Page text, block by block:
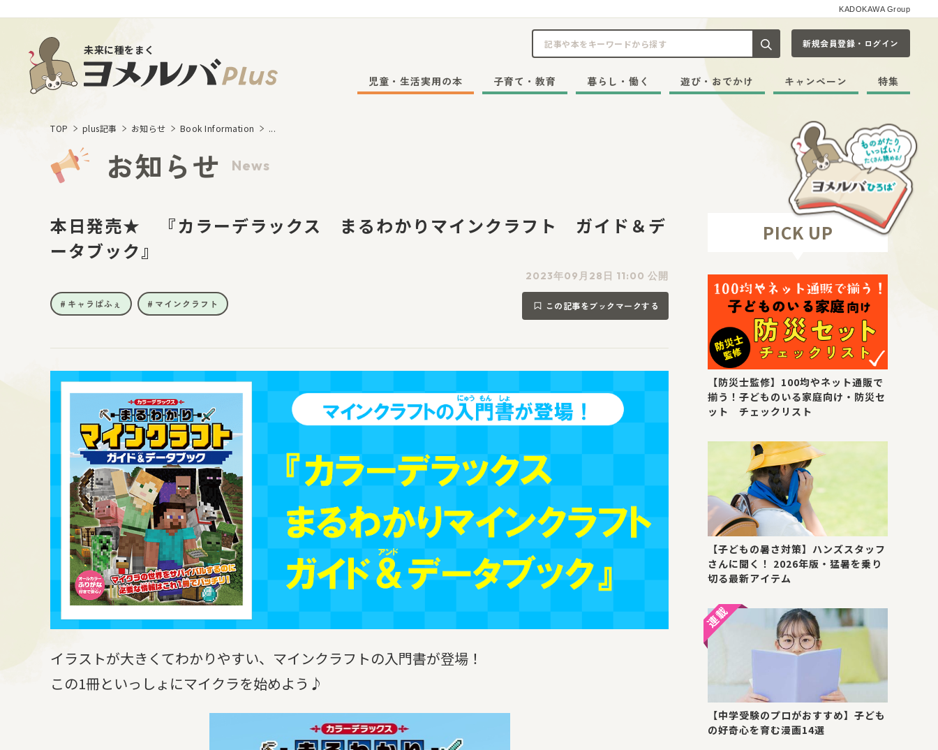
KADOKAWA Group
未来に種をまく 記事や本をキーワードから探す
新規会員登録・ログイン
児童・生活実用の本 子育て・教育 暮らし・働く 遊び・おでかけ キャンペーン 特集
TOP plus記事 お知らせ Book Information ...
News
お知らせ
本日発売★ 『カラーデラックス まるわかりマインクラフト ガイド＆デ
ータブック』
2023年09月28日 11:00 公開
キャラぱふぇ マインクラフト この記事をブックマークする
イラストが大きくてわかりやすい、マインクラフトの入門書が登場！
この1冊といっしょにマイクラを始めよう♪
PICK UP
【防災士監修】100均やネット通販で
揃う！子どものいる家庭向け・防災セ
ット チェックリスト
【子どもの暑さ対策】ハンズスタッフ
さんに聞く！ 2026年版・猛暑を乗り
切る最新アイテム
【中学受験のプロがおすすめ】子ども
の好奇心を育む漫画14選